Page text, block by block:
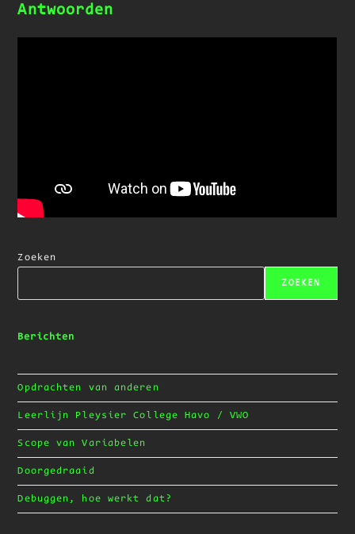
Antwoorden
Zoeken
ZOEKEN
Berichten
Opdrachten van anderen
Leerlijn Pleysier College Havo / VWO
Scope van Variabelen
Doorgedraaid
Debuggen, hoe werkt dat?